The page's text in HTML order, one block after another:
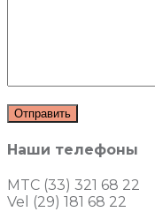
Наши телефоны
MTC (33) 321 68 22
Vel (29) 181 68 22